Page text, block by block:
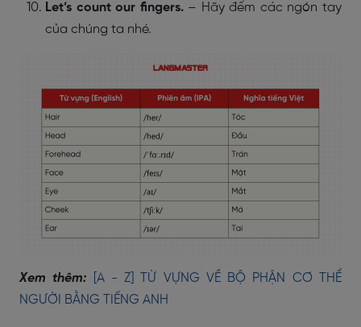
Let’s count our fingers.– Hãy đếm các ngón tay
của chúng ta nhé.
Xem thêm:
[A - Z] TỪ VỰNG VỀ BỘ PHẬN CƠ THỂ
NGƯỜI BẰNG TIẾNG ANH